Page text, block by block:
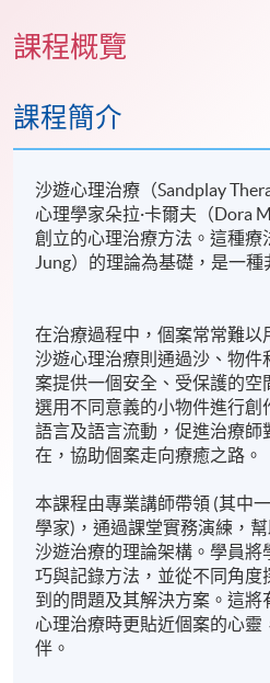
課程概覽
課程簡介
沙遊心理治療（Sandplay
心理學家朵拉·卡爾夫（Dora
創立的心理治療方法。這種療
Jung）的理論為基礎，是一種
在治療過程中，個案常常難以
沙遊心理治療則通過沙、物件
案提供一個安全、受保護的空
選用不同意義的小物件進行創
語言及語言流動，促進治療師
在，協助個案走向療癒之路。
本課程由專業講師帶領 (其中
學家)，通過課堂實務演練，
沙遊治療的理論架構。學員將
巧與記錄方法，並從不同角度
到的問題及其解決方案。這
心理治療時更貼近個案的心
伴。